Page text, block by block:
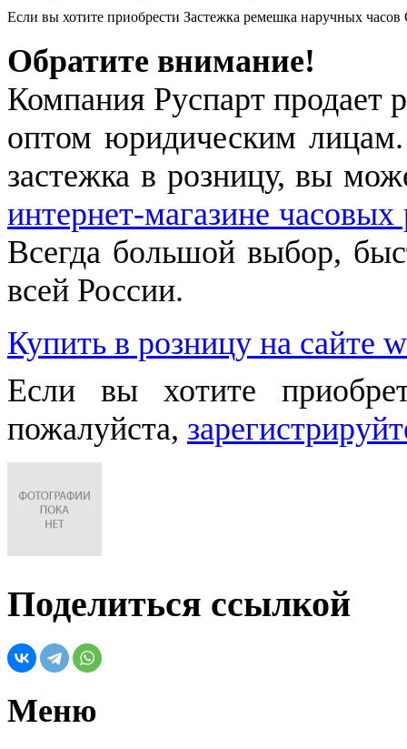
Если вы хотите приобрести Застежка ремешка наручных
Обратите внимание!
Компания Руспарт продает
оптом юридическим
застежка в розницу, вы
интернет-магазине
Всегда большой выбор,
всей России.
Купить в розницу на сайте
Если вы хотите
пожалуйста,
Поделиться ссылкой
Меню